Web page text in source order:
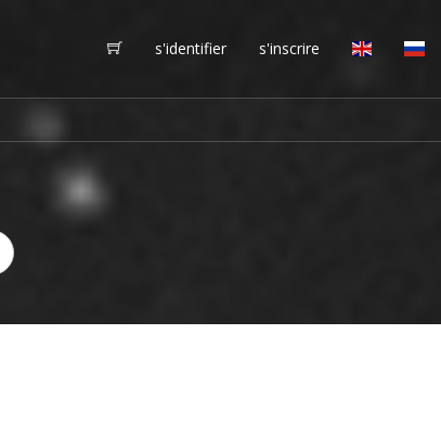
s'identifier s'inscrire